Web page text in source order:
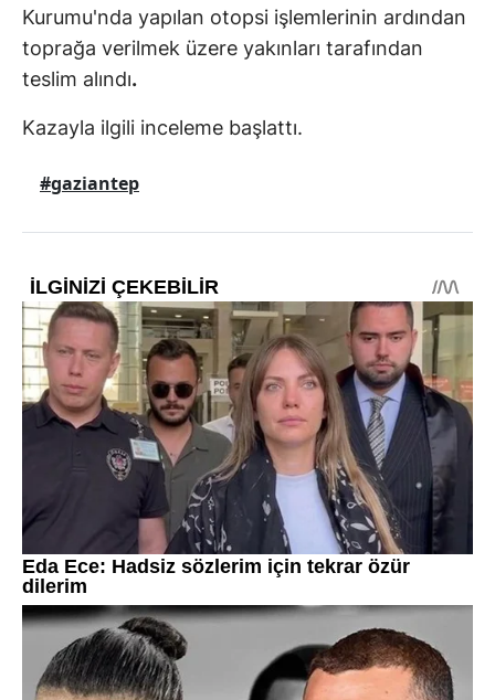
Kurumu'nda yapılan otopsi işlemlerinin ardından
toprağa verilmek üzere yakınları tarafından
teslim alındı.
Kazayla ilgili inceleme başlattı.
#gaziantep